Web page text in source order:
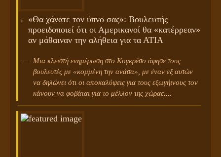
«Θα χάνατε τον ύπνο σας»: Βουλευτής
προειδοποιεί ότι οι Αμερικανοί θα «κατέρρεαν»
αν μάθαιναν την αλήθεια για τα ΑΤΙΑ
Μια κλειστή ενημέρωση στο Κογκρέσο άφησε τους
βουλευτές με «κομμένη την ανάσα», με έναν εξ αυτών
να δηλώνει ότι οι αποκαλύψεις για τους εξωγήινους τον
κάνουν να φοβάται για το μέλλον της χώρας....